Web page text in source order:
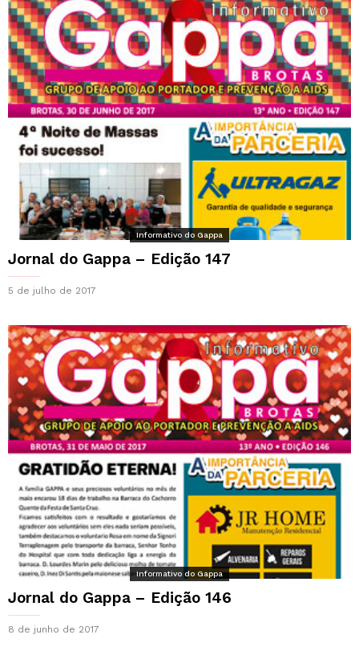
Informativo do Gappa
Jornal do Gappa – Edição 147
5 de julho de 2017
Informativo do Gappa
Jornal do Gappa – Edição 146
8 de junho de 2017